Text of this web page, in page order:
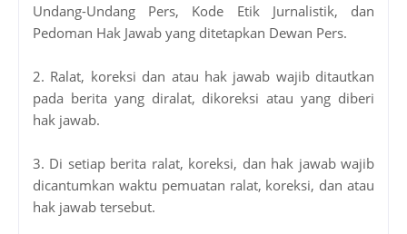
Undang-Undang Pers, Kode Etik Jurnalistik, dan
Pedoman Hak Jawab yang ditetapkan Dewan Pers.
2. Ralat, koreksi dan atau hak jawab wajib ditautkan
pada berita yang diralat, dikoreksi atau yang diberi
hak jawab.
3. Di setiap berita ralat, koreksi, dan hak jawab wajib
dicantumkan waktu pemuatan ralat, koreksi, dan atau
hak jawab tersebut.